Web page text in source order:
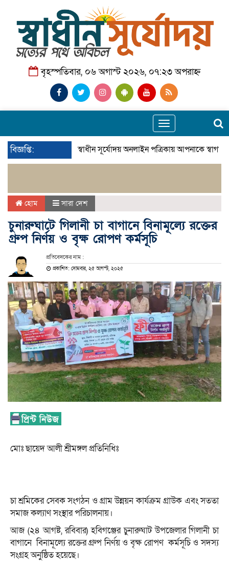
বৃহস্পতিবার, ০৬ অগাস্ট ২০২৬, ০৭:২৩ অপরাহ্ন
Toggle
navigation
বিজ্ঞপ্তি: স্বাধীন সূর্যোদয় অনলাইন পত্রিকায় আপনাকে
হোম সারা দেশ
চুনারুঘাটে গিলানী চা বাগানে বিনামূল্যে রক্তের
গ্রুপ নির্ণয় ও বৃক্ষ রোপণ কর্মসূচি
প্রতিবেদকের নাম :
প্রকাশিত: সোমবার, ২৫ আগস্ট, ২০২৫
মোঃ ছায়েদ আলী শ্রীমঙ্গল প্রতিনিধিঃ
চা শ্রমিকের সেবক সংগঠন ও গ্রাম উন্নয়ন কার্যক্রম গ্রাউক এবং সততা
সমাজ কল্যাণ সংস্থার পরিচালনায়।
আজ (২৪ আগষ্ট, রবিবার) হবিগঞ্জের চুনারুঘাট উপজেলার গিলানী চা
বাগানে বিনামূল্যে রক্তের গ্রুপ নির্ণয় ও বৃক্ষ রোপণ কর্মসূচি ও সদস্য
সংগ্রহ অনুষ্ঠিত হয়েছে।